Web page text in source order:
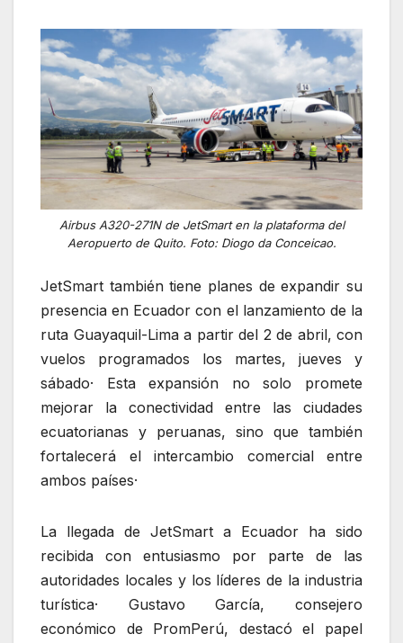
Airbus A320-271N de JetSmart en la plataforma del
Aeropuerto de Quito. Foto: Diogo da Conceicao.
JetSmart también tiene planes de expandir su
presencia en Ecuador con el lanzamiento de la
ruta Guayaquil-Lima a partir del 2 de abril, con
vuelos programados los martes, jueves y
sábado· Esta expansión no solo promete
mejorar la conectividad entre las ciudades
ecuatorianas y peruanas, sino que también
fortalecerá el intercambio comercial entre
ambos países·
La llegada de JetSmart a Ecuador ha sido
recibida con entusiasmo por parte de las
autoridades locales y los líderes de la industria
turística· Gustavo García, consejero
económico de PromPerú, destacó el papel